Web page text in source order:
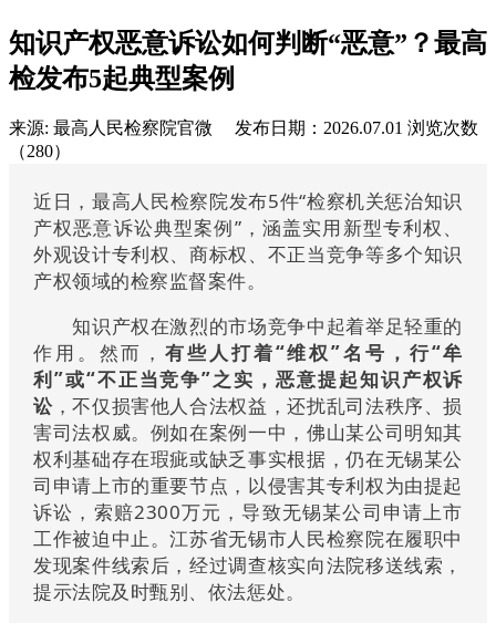
知识产权恶意诉讼如何判断“恶意”？最高
检发布5起典型案例
来源: 最高人民检察院官微 发布日期：2026.07.01 浏览次数
（280）
近日，最高人民检察院发布5件“检察机关惩治知识
产权恶意诉讼典型案例”，涵盖实用新型专利权、
外观设计专利权、商标权、不正当竞争等多个知识
产权领域的检察监督案件。
知识产权在激烈的市场竞争中起着举足轻重的
作用。然而，有些人打着“维权”名号，行“牟
利”或“不正当竞争”之实，恶意提起知识产权诉
讼，不仅损害他人合法权益，还扰乱司法秩序、损
害司法权威。例如在案例一中，佛山某公司明知其
权利基础存在瑕疵或缺乏事实根据，仍在无锡某公
司申请上市的重要节点，以侵害其专利权为由提起
诉讼，索赔2300万元，导致无锡某公司申请上市
工作被迫中止。江苏省无锡市人民检察院在履职中
发现案件线索后，经过调查核实向法院移送线索，
提示法院及时甄别、依法惩处。